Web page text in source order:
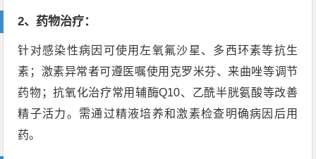
2、药物治疗：
针对感染性病因可使用左氧氟沙星、多西环素等抗生
素；激素异常者可遵医嘱使用克罗米芬、来曲唑等调节
药物；抗氧化治疗常用辅酶Q10、乙酰半胱氨酸等改善
精子活力。需通过精液培养和激素检查明确病因后用
药。